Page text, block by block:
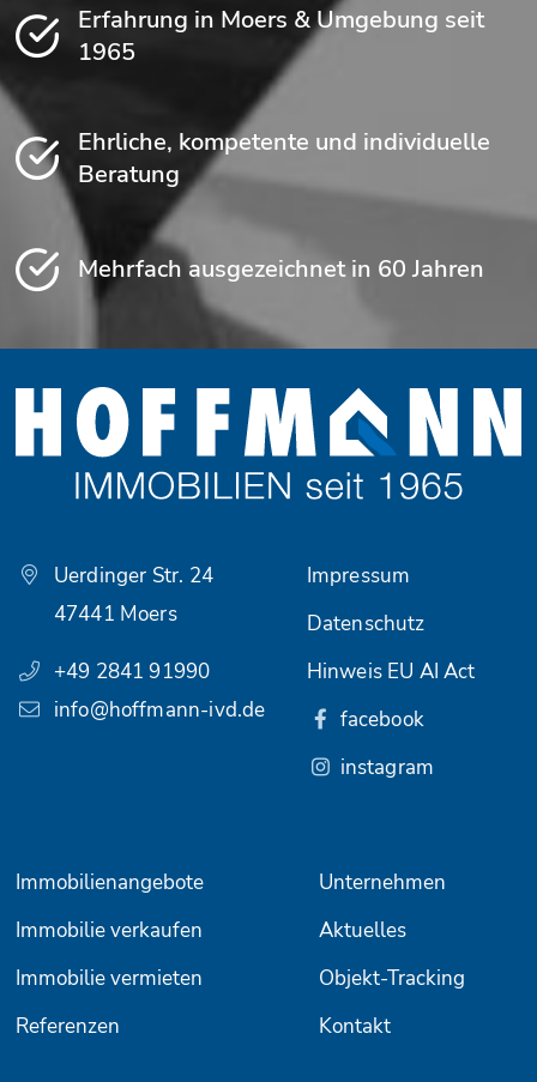
Erfahrung in Moers & Umgebung seit
1965
Ehrliche, kompetente und individuelle
Beratung
Mehrfach ausgezeichnet in 60 Jahren
Uerdinger Str. 24
47441 Moers
+49 2841 91990
info@hoffmann-ivd.de
Immobilienangebote
Unternehmen
Immobilie verkaufen
Aktuelles
Immobilie vermieten
Objekt-Tracking
Referenzen
Kontakt
Impressum
Datenschutz
Hinweis EU AI Act
facebook
instagram